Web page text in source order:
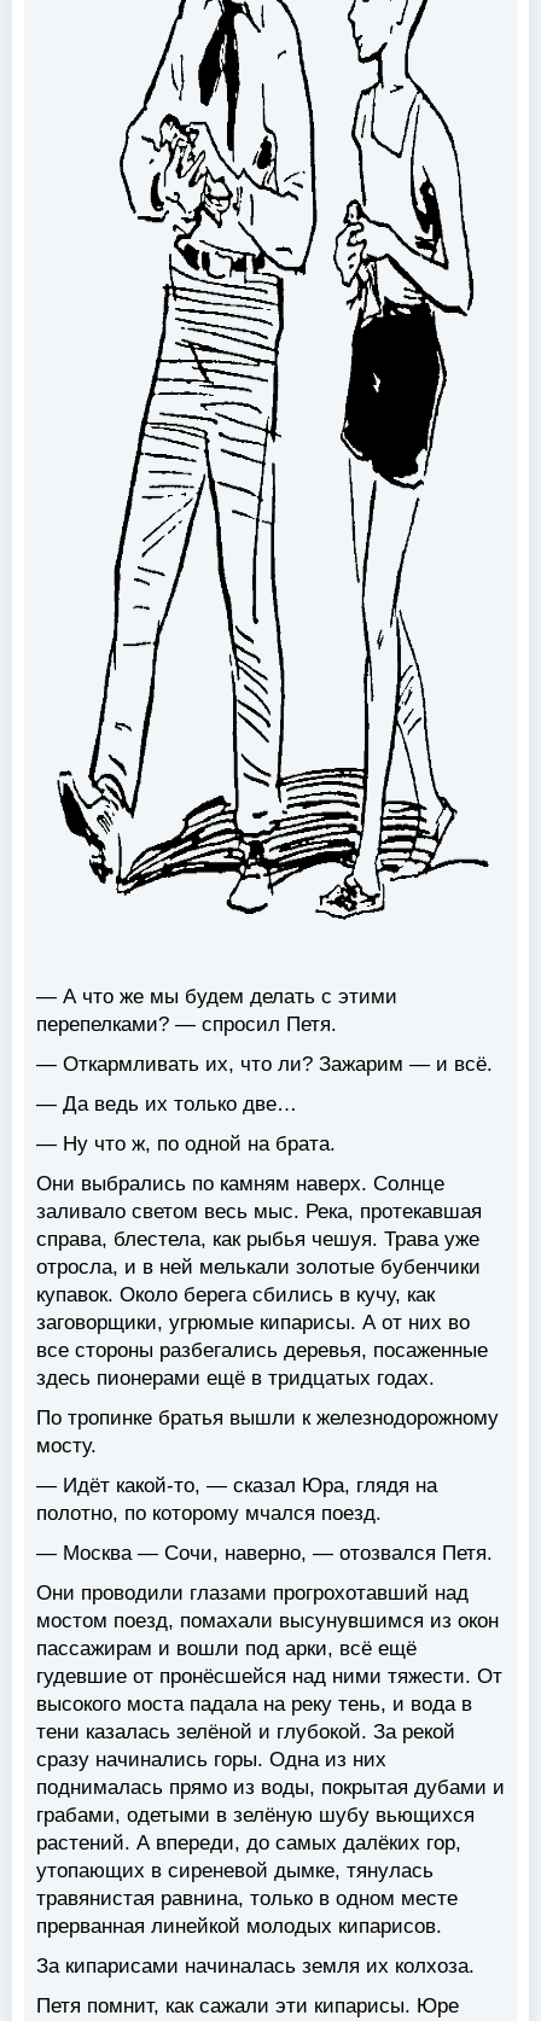
— А что же мы будем делать с этими
перепелками? — спросил Петя.
— Откармливать их, что ли? Зажарим — и всё.
— Да ведь их только две…
— Ну что ж, по одной на брата.
Они выбрались по камням наверх. Солнце
заливало светом весь мыс. Река, протекавшая
справа, блестела, как рыбья чешуя. Трава уже
отросла, и в ней мелькали золотые бубенчики
купавок. Около берега сбились в кучу, как
заговорщики, угрюмые кипарисы. А от них во
все стороны разбегались деревья, посаженные
здесь пионерами ещё в тридцатых годах.
По тропинке братья вышли к железнодорожному
мосту.
— Идёт какой-то, — сказал Юра, глядя на
полотно, по которому мчался поезд.
— Москва — Сочи, наверно, — отозвался Петя.
Они проводили глазами прогрохотавший над
мостом поезд, помахали высунувшимся из окон
пассажирам и вошли под арки, всё ещё
гудевшие от пронёсшейся над ними тяжести. От
высокого моста падала на реку тень, и вода в
тени казалась зелёной и глубокой. За рекой
сразу начинались горы. Одна из них
поднималась прямо из воды, покрытая дубами и
грабами, одетыми в зелёную шубу вьющихся
растений. А впереди, до самых далёких гор,
утопающих в сиреневой дымке, тянулась
травянистая равнина, только в одном месте
прерванная линейкой молодых кипарисов.
За кипарисами начиналась земля их колхоза.
Петя помнит, как сажали эти кипарисы. Юре